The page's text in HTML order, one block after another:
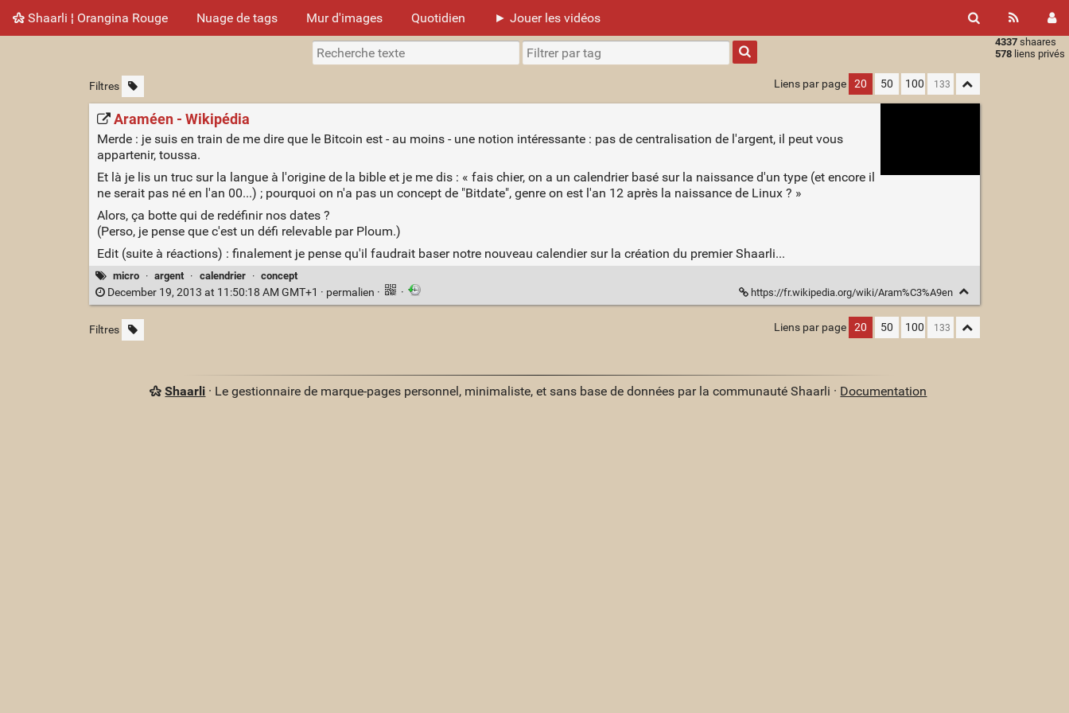
Shaarli ¦ Orangina Rouge Nuage de tags Mur d'images Quotidien ► Jouer les vidéos
4337 shaares
578 liens privés
Type 1 or
more
characters
results.
Filtres Liens par page 20 50 100
Araméen - Wikipédia
Merde : je suis en train de me dire que le Bitcoin est - au moins - une notion intéressante : pas de centralisation de l'argent, il peut vous
appartenir, toussa.
Et là je lis un truc sur la langue à l'origine de la bible et je me dis : « fais chier, on a un calendrier basé sur la naissance d'un type (et encore il
ne serait pas né en l'an 00...) ; pourquoi on n'a pas un concept de "Bitdate", genre on est l'an 12 après la naissance de Linux ? »
Alors, ça botte qui de redéfinir nos dates ?
(Perso, je pense que c'est un défi relevable par Ploum.)
Edit (suite à réactions) : finalement je pense qu'il faudrait baser notre nouveau calendier sur la création du premier Shaarli...
micro · argent · calendrier · concept
December 19, 2013 at 11:50:18 AM GMT+1 · permalien · · https://fr.wikipedia.org/wiki/Aram%C3%A9en
Filtres Liens par page 20 50 100
Shaarli · Le gestionnaire de marque-pages personnel, minimaliste, et sans base de données par la communauté Shaarli · Documentation